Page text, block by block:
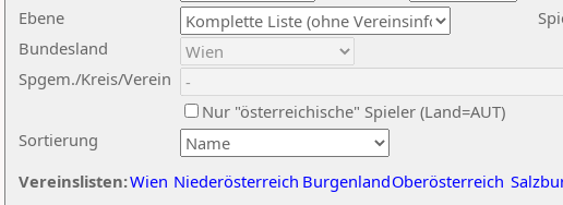
Ebene
Sortierung
Bundesland
Spgem./Kreis/Verein
Nur "österreichische" Spieler (Land=AUT)
Vereinslisten:Wien Niederösterreich BurgenlandOberösterreich